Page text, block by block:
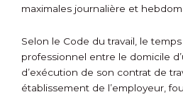
maximales journalière et
Selon le Code du travail, le
professionnel entre le domicile
d’exécution de son contrat de
établissement de l’employeur,